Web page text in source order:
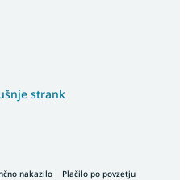
strank
nakazilo Plačilo po povzetju